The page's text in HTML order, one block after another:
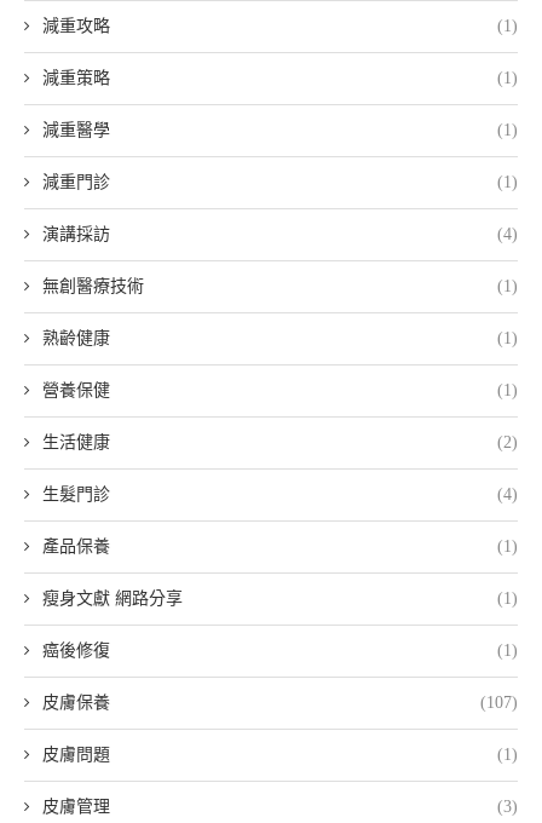
減重攻略 (1)
減重策略 (1)
減重醫學 (1)
減重門診 (1)
演講採訪 (4)
無創醫療技術 (1)
熟齡健康 (1)
營養保健 (1)
生活健康 (2)
生髮門診 (4)
產品保養 (1)
瘦身文獻 網路分享 (1)
癌後修復 (1)
皮膚保養 (107)
皮膚問題 (1)
皮膚管理 (3)